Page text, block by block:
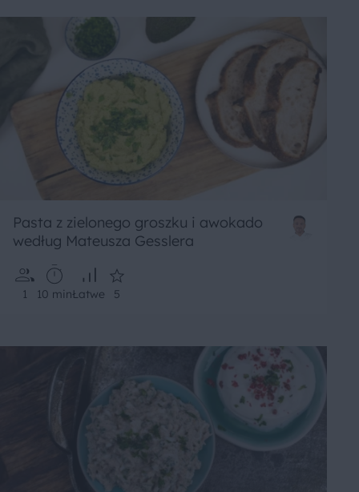
Pasta z zielonego groszku i awokado
według Mateusza Gesslera
1 10 minŁatwe 5